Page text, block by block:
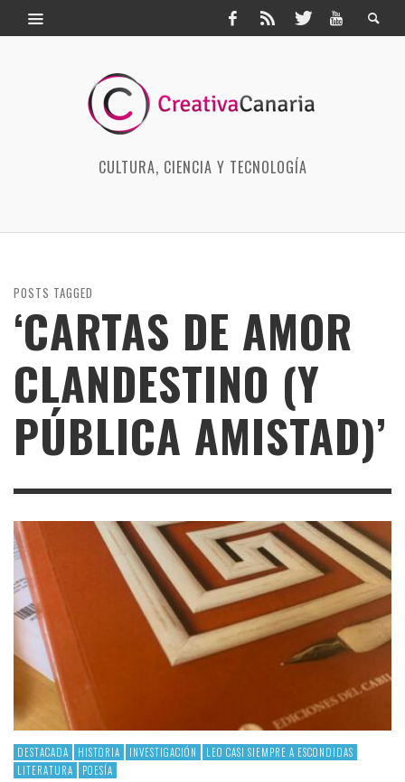
CULTURA, CIENCIA Y TECNOLOGÍA
POSTS TAGGED
‘CARTAS DE AMOR
CLANDESTINO (Y
PÚBLICA AMISTAD)’
DESTACADA HISTORIA INVESTIGACIÓN
LEO CASI SIEMPRE A ESCONDIDAS
LITERATURA
POESÍA